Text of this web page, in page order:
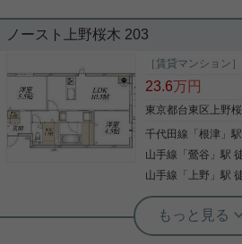
池之端のタワ
池之端のタワーマ
眺望の良いお部屋が登場 床暖房、食器洗浄
浄水器など設備充
ス、フィットネス
い ご興味のある方
ご連絡お待ちして
写真(9)
ノースト上野桜木 203
［賃貸マンション］
23.6万円
東京都台東区上野
千代田線 「根津 」
山手線 「鶯谷 」駅
山手線 「 上野 」駅
根津駅前センター（実用根津ホーム株式
ッフ佐藤
新築2SLDK☆